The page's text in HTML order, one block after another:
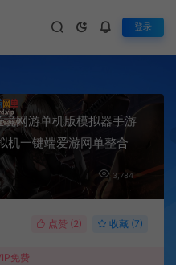
登录
网游单机版模拟器手游
机一键端爱游网单整合
3,784
点赞 (2) 收藏 (7)
免费